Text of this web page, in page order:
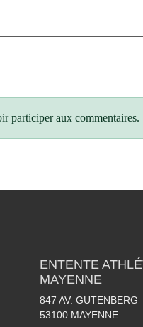
participer aux commentaires.
ENTENTE
MAYENNE
847 AV. GUTENBERG
53100 MAYENNE